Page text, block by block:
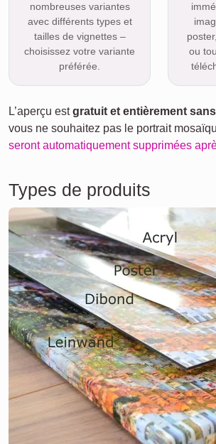
nombreuses variantes
avec différents types et
tailles de vignettes –
choisissez votre variante
préférée.
ou
L’aperçu estgratuit et entièrement
vous ne souhaitez pas le portrait
seront automatiquement supprimées
Types de produits